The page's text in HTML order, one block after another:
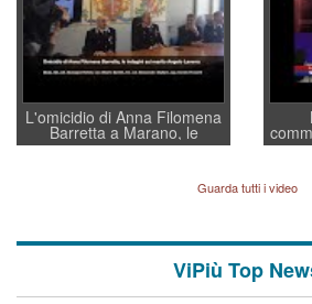
L'omicidio di Anna Filomena
Barretta a Marano, le
indagini dei carabinieri di
Lavarra: più avvincenti di
quelle di... Barbara D'UrsoGuarda tutti i video
ViPiù Top